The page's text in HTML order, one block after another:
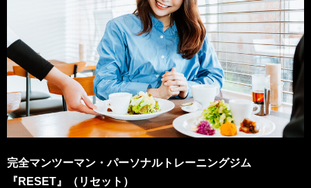
完全マンツーマン・パーソナルトレーニングジム
『RESET』（リセット）